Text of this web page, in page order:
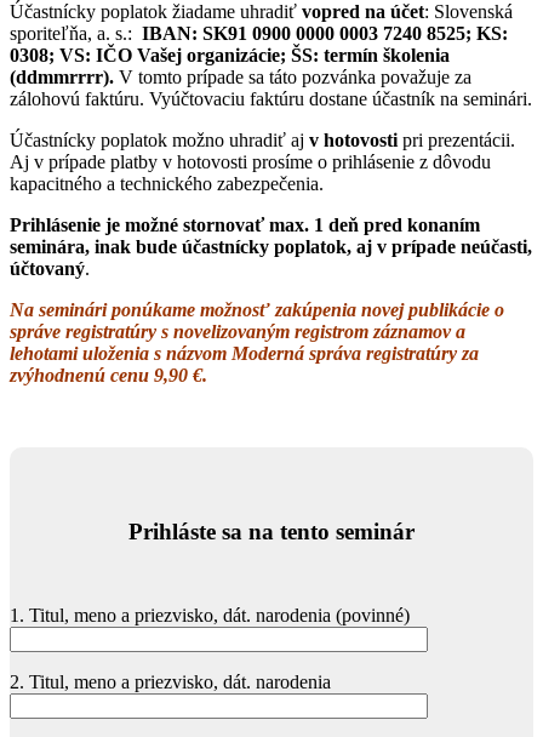
Účastnícky poplatok žiadame uhradiť vopred na účet: Slovenská
sporiteľňa, a. s.: IBAN: SK91 0900 0000 0003 7240 8525; KS:
0308; VS: IČO Vašej organizácie; ŠS: termín školenia
(ddmmrrrr). V tomto prípade sa táto pozvánka považuje za
zálohovú faktúru. Vyúčtovaciu faktúru dostane účastník na seminári.
Účastnícky poplatok možno uhradiť aj v hotovosti pri prezentácii.
Aj v prípade platby v hotovosti prosíme o prihlásenie z dôvodu
kapacitného a technického zabezpečenia.
Prihlásenie je možné stornovať max. 1 deň pred konaním
seminára, inak bude účastnícky poplatok, aj v prípade neúčasti,
účtovaný.
Na seminári ponúkame možnosť zakúpenia novej publikácie o
správe registratúry s novelizovaným registrom záznamov a
lehotami uloženia s názvom Moderná správa registratúry za
zvýhodnenú cenu 9,90 €.
Prihláste sa na tento seminár
1. Titul, meno a priezvisko, dát. narodenia (povinné)
2. Titul, meno a priezvisko, dát. narodenia